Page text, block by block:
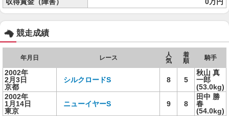
競走成績
年月日 レース
人
気
着
順
騎手
2002年
2月3日
京都
シルクロードS 8 5
秋山 真
一郎
(53.0kg)
2002年
1月14日
東京
ニューイヤーS 9 8
田中 勝
春
(54.0kg)